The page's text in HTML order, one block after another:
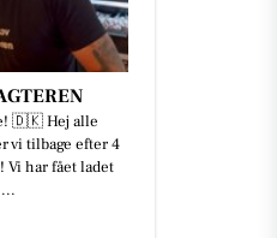
🇩🇰 Hej alle
vi tilbage efter 4
Vi har fået ladet